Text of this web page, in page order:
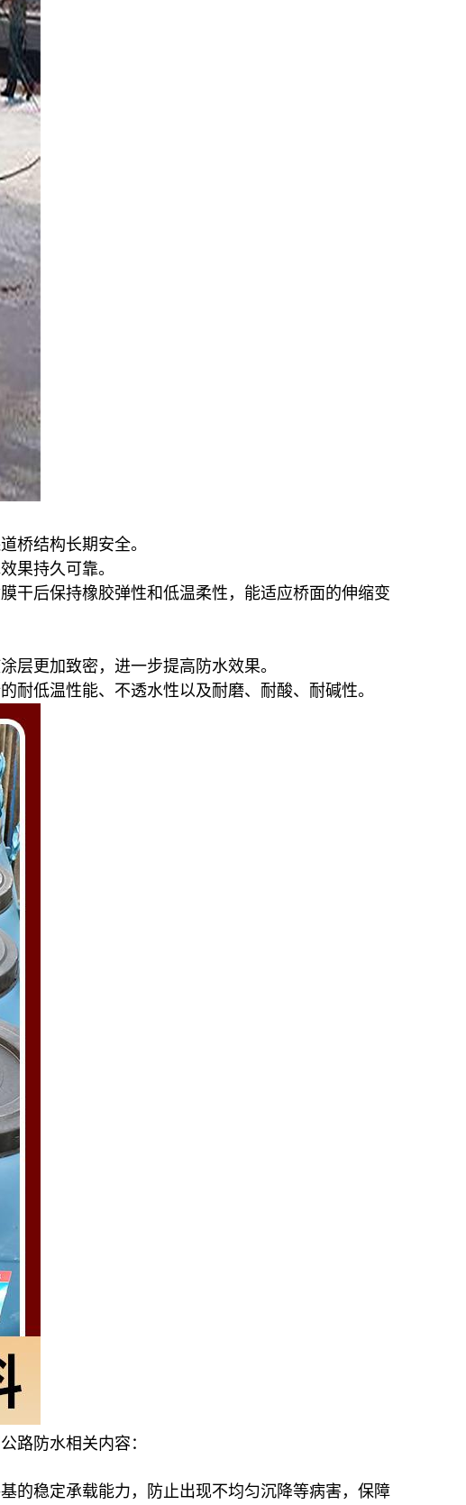
桥结构长期安全。
果持久可靠。
干后保持橡胶弹性和低温柔性，能适应桥面的伸缩变
层更加致密，进一步提高防水效果。
耐低温性能、不透水性以及耐磨、耐酸、耐碱性。
路防水相关内容：
的稳定承载能力，防止出现不均匀沉降等病害，保障